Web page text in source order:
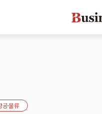
공·물류